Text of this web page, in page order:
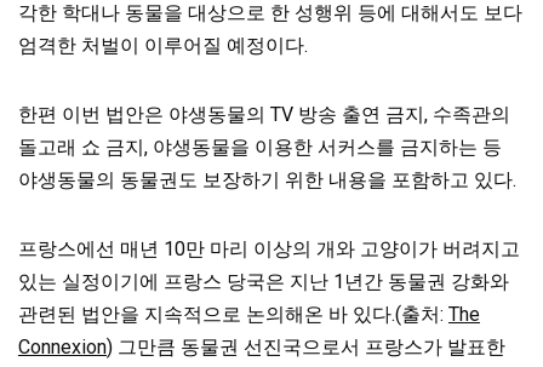
각한 학대나 동물을 대상으로 한 성행위 등에 대해서도 보다
엄격한 처벌이 이루어질 예정이다.
한편 이번 법안은 야생동물의 TV 방송 출연 금지, 수족관의
돌고래 쇼 금지, 야생동물을 이용한 서커스를 금지하는 등
야생동물의 동물권도 보장하기 위한 내용을 포함하고 있다.
프랑스에선 매년 10만 마리 이상의 개와 고양이가 버려지고
있는 실정이기에 프랑스 당국은 지난 1년간 동물권 강화와
관련된 법안을 지속적으로 논의해온 바 있다.(출처: The
Connexion) 그만큼 동물권 선진국으로서 프랑스가 발표한